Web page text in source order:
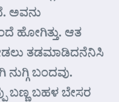
ಅವನು
ಹೋಗಿತ್ತು. ಆತ
ತಡಮಾಡಿದನೆನಿಸಿ
ನುಗ್ಗಿ ಬಂದವು.
ಬಣ್ಣ ಬಹಳ ಬೇಸರ